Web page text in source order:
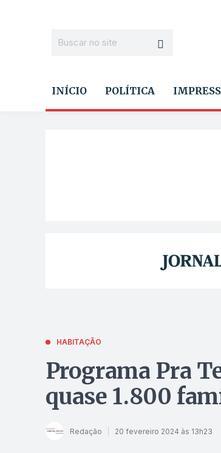
INÍCIO POLÍTICA
HABITAÇÃO
Programa Pra
quase 1.800
Redação 20 fevereiro 2024 às 13h23